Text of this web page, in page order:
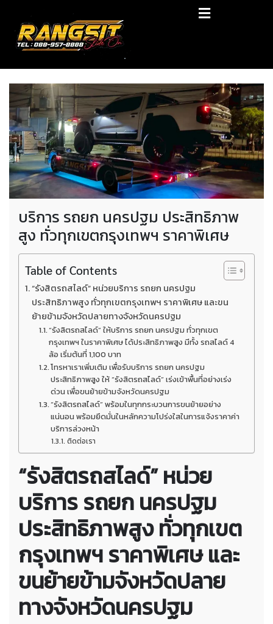
content
RANGSIT SlideON
รถยก168 รถสไลด์รังสิต รถสไลด์ ราคาถูก
บริการ รถยก นครปฐม ประสิทธิภาพ
สูง ทั่วทุกเขตกรุงเทพฯ ราคาพิเศษ
Table of Contents
“รังสิตรถสไลด์” หน่วยบริการ รถยก นครปฐม
ประสิทธิภาพสูง ทั่วทุกเขตกรุงเทพฯ ราคาพิเศษ และขน
ย้ายข้ามจังหวัดปลายทางจังหวัดนครปฐม
“รังสิตรถสไลด์” ให้บริการ รถยก นครปฐม ทั่วทุกเขต
กรุงเทพฯ ในราคาพิเศษ ได้ประสิทธิภาพสูง มีทั้ง รถสไลด์ 4
ล้อ เริ่มต้นที่ 1,100 บาท
โทรหาเราเพิ่มเติม เพื่อรับบริการ รถยก นครปฐม
ประสิทธิภาพสูง ให้ “รังสิตรถสไลด์” เร่งเข้าพื้นที่อย่างเร่ง
ด่วน เพื่อขนย้ายข้ามจังหวัดนครปฐม
“รังสิตรถสไลด์” พร้อมในทุกกระบวนการขนย้ายอย่าง
แน่นอน พร้อมยึดมั่นในหลักความโปร่งใสในการแจ้งราคาค่า
บริการล่วงหน้า
ติดต่อเรา
“รังสิตรถสไลด์” หน่วย
บริการรถยก นครปฐม
ประสิทธิภาพสูงทั่วทุกเขต
กรุงเทพฯ ราคาพิเศษ และ
ขนย้ายข้ามจังหวัดปลาย
ทางจังหวัดนครปฐม